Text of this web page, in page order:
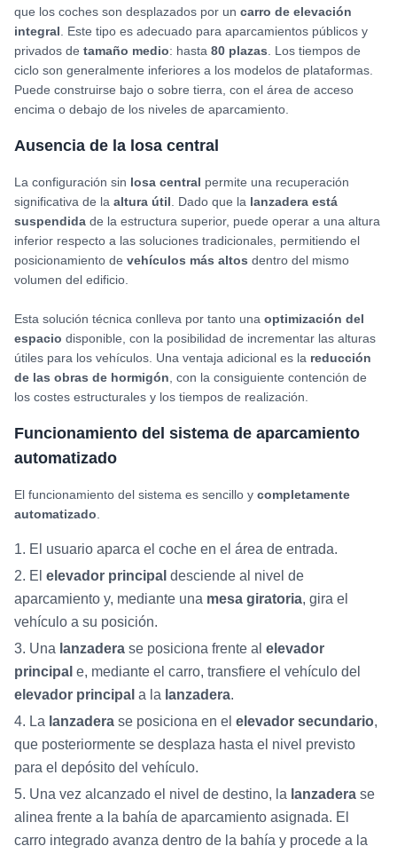
que los coches son desplazados por un carro de elevación
integral . Este tipo es adecuado para aparcamientos públicos y
privados de tamaño medio: hasta 80 plazas . Los tiempos de
ciclo son generalmente inferiores a los modelos de plataformas.
Puede construirse bajo o sobre tierra, con el área de acceso
encima o debajo de los niveles de aparcamiento.
Ausencia de la losa central
La configuración sin losa central permite una recuperación
significativa de la altura útil . Dado que la lanzadera está
suspendida de la estructura superior, puede operar a una altura
inferior respecto a las soluciones tradicionales, permitiendo el
posicionamiento de vehículos más altos dentro del mismo
volumen del edificio.
Esta solución técnica conlleva por tanto una optimización del
espacio disponible, con la posibilidad de incrementar las alturas
útiles para los vehículos. Una ventaja adicional es la reducción
de las obras de hormigón , con la consiguiente contención de
los costes estructurales y los tiempos de realización.
Funcionamiento del sistema de aparcamiento
automatizado
El funcionamiento del sistema es sencillo y completamente
automatizado
El usuario aparca el coche en el área de entrada.
El elevador principal desciende al nivel de
aparcamiento y, mediante una mesa giratoria, gira el
vehículo a su posición.
Una lanzadera se posiciona frente al elevador
principal e, mediante el carro, transfiere el vehículo del
elevador principal a la lanzadera.
La lanzadera se posiciona en el elevador secundario,
que posteriormente se desplaza hasta el nivel previsto
para el depósito del vehículo.
Una vez alcanzado el nivel de destino, la lanzadera se
alinea frente a la bahía de aparcamiento asignada. El
carro integrado avanza dentro de la bahía y procede a la